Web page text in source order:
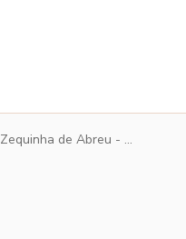
Zequinha de Abreu - …